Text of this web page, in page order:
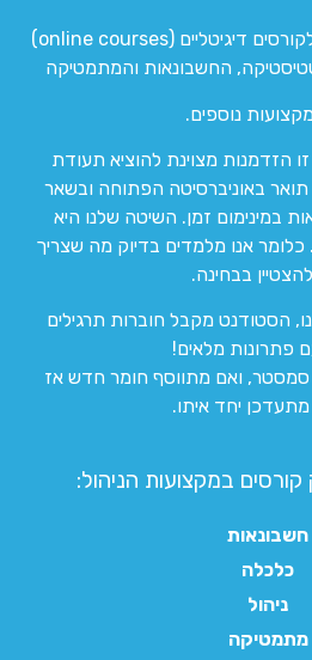
המרכז המוביל והמקצועי לקורסים דיגיטליים (online courses)
החשבונאות והמתמטיקה
נוספים.
הזדמנות מצוינת להוציא תעודת
באוניברסיטה הפתוחה ובשאר
במינימום זמן. השיטה שלנו היא
אנו מלמדים בדיוק מה שצריך
בבחינה.
הסטודנט מקבל חוברות תרגילים
פתרונות מלאים!
ואם מתווסף חומר חדש אז
יחד איתו.
במקצועות הניהול:
חשבונאות
כלכלה
ניהול
מתמטיקה